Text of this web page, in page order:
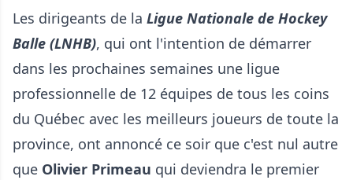
Les dirigeants de la Ligue Nationale de Hockey
Balle (LNHB), qui ont l'intention de démarrer
dans les prochaines semaines une ligue
professionnelle de 12 équipes de tous les coins
du Québec avec les meilleurs joueurs de toute la
province, ont annoncé ce soir que c'est nul autre
que Olivier Primeau qui deviendra le premier